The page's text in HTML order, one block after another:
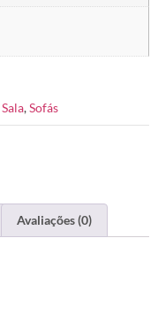
Sala,Sofás
Avaliações (0)